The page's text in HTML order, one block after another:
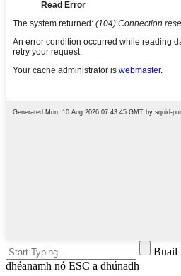
Buail
dhéanamh nó ESC a dhúnadh